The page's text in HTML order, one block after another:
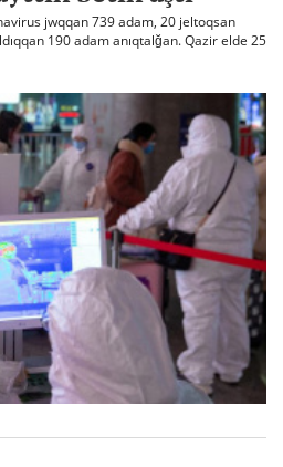
jwqqan 739 adam, 20 jeltoqsan
190 adam anıqtalğan. Qazir elde 25